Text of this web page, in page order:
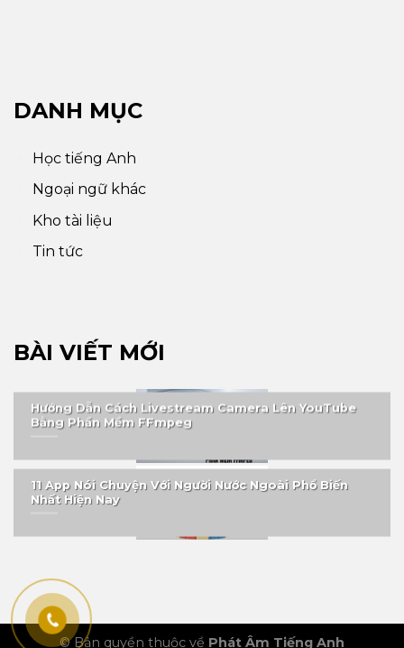
DANH MỤC
Học tiếng Anh
Ngoại ngữ khác
Kho tài liệu
Tin tức
BÀI VIẾT MỚI
Hướng Dẫn Cách Livestream Camera Lên YouTube
Bằng Phần Mềm FFmpeg
11 App Nói Chuyện Với Người Nước Ngoài Phổ Biến
Nhất Hiện Nay
© Bản quyền thuộc về Phát Âm Tiếng Anh